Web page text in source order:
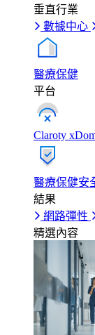
垂直行業
數據中心
醫療保健
平台
Claroty
醫療保健安
結果
網路彈性
精選內容